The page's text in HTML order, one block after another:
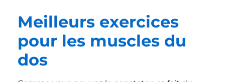
Meilleurs exercices
pour les muscles du
dos